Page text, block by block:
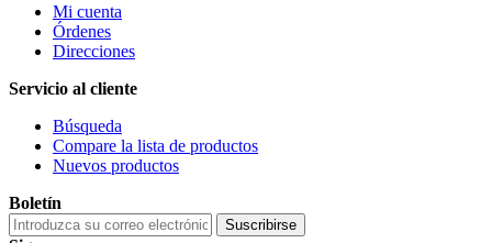
Mi cuenta
Órdenes
Direcciones
Servicio al cliente
Búsqueda
Compare la lista de productos
Nuevos productos
Boletín
Suscribirse